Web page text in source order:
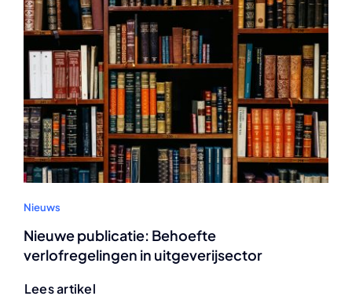
Nieuws
Nieuwe publicatie: Behoefte
verlofregelingen in uitgeverijsector
Lees artikel